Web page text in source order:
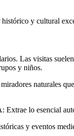
y cultural
Las visitas
y niños.
naturales
lo esencial
y eventos